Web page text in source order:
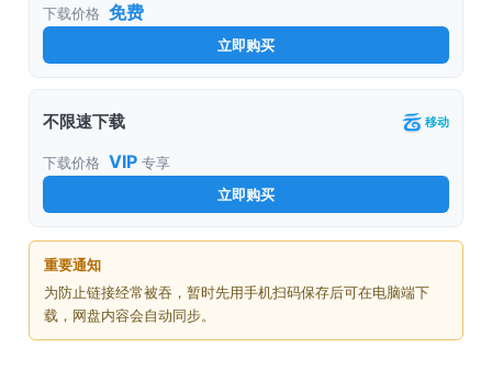
下载价格 免费
立即购买
不限速下载 移动
下载价格 VIP 专享
立即购买
重要通知
为防止链接经常被吞，暂时先用手机扫码保存后可在电脑端下
载，网盘内容会自动同步。